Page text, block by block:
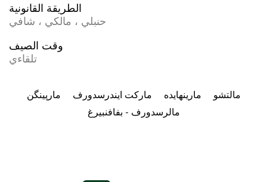
الطريقة القانونية
حنبلي ، مالكي ، شافي
وقت الصيف
تلقاءي
مارپینگن مارکت ایندرسدورف مارینهایده
مالتشو
مالرسدورف - بفافنبيرغ